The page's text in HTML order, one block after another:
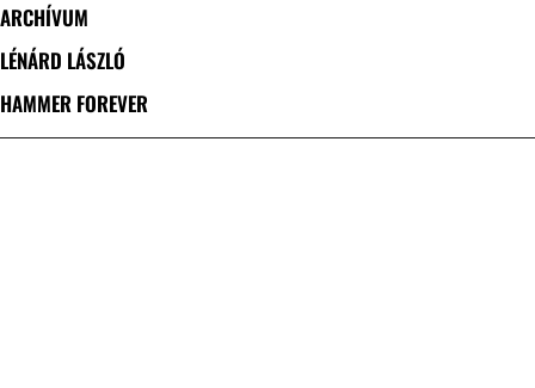
ARCHÍVUM
LÉNÁRD LÁSZLÓ
HAMMER FOREVER